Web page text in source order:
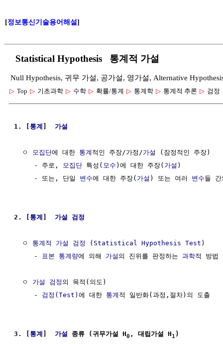
[정보통신기술용어해설]
Statistical Hypothesis 통계적 가설
Null Hypothesis, 귀무 가설, 공가설, 영가설, Alternative
▷ Top ▷ 기초과학 ▷ 수학 ▷ 확률/통계 ▷ 통계학 ▷ 통계적 추론 ▷ 검정
1. [ 통계 ] 가설
  ㅇ
모집단에 대한 통계 적인 주장/가정/가설
(잠정적인 주장)
     - 주로,
모집단 특성( 모수 )에 대한 주장( 가설 )
     - 또는, 단일
변수에 대한 주장( 가설 ) 또는 여러 변수들
2. [ 통계 ] 가설 검정
  ㅇ
통계적 가설 검정 ( Statistical Hypothesis Test )
     -
표본 통계량에 의해 가설 의 진위를 판정하는 과학적 방법
  ㅇ
가설 검정 의 목적(의도)
     -
검정(Test) 에 대한 통계 적 일반화(과정,절차)의 도출
3. [ 통계 ] 가설 종류 (귀무가설 H0 , 대립가설 H1 )